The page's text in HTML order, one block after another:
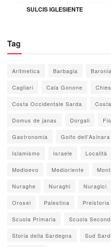
SULCIS IGLESIENTE
Tag
Aritmetica Barbagia Baronia
Cagliari Cala Gonone
Costa Occidentale Sarda
Domus de janas Dorgali
Gastronomia Golfo dell'Asinara
Islamismo Israele Località
Medioevo Medioriente
Nuraghe Nuraghi Nuragici
Orosei Palestina Preistoria
Scuola Primaria Scuola
Storia della Sardegna Sud